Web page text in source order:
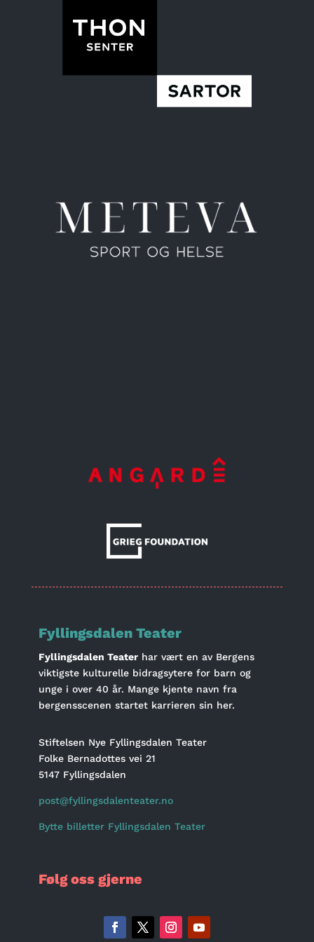
Fyllingsdalen Teater
Fyllingsdalen Teaterhar vært en av Bergens
viktigste kulturelle bidragsytere for barn og
unge i over 40 år. Mange kjente navn fra
bergensscenen startet karrieren sin her.
Stiftelsen Nye Fyllingsdalen Teater
Folke Bernadottes vei 21
5147 Fyllingsdalen
post@fyllingsdalenteater.no
Bytte billetter Fyllingsdalen Teater
Følg oss gjerne